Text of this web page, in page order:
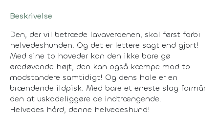
Beskrivelse
Den, der vil betræde lavaverdenen, skal først forbi
helvedeshunden. Og det er lettere sagt end gjort!
Med sine to hoveder kan den ikke bare gø
øredøvende højt, den kan også kæmpe mod to
modstandere samtidigt! Og dens hale er en
brændende ildpisk. Med bare et eneste slag formår
den at uskadeliggøre de indtrængende.
Helvedes hård, denne helvedeshund!